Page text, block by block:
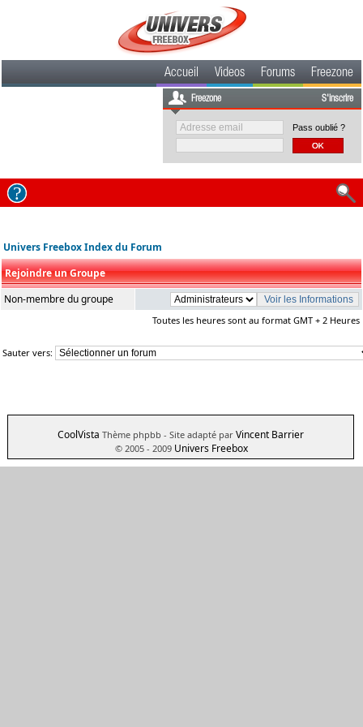
Accueil Videos Forums Freezone
Freezone S'inscrire
Pass oublié ?
Univers Freebox Index du Forum
Rejoindre un Groupe
Non-membre du groupe
Toutes les heures sont au format GMT + 2 Heures
Sauter vers:
CoolVista Thème phpbb - Site adapté par Vincent Barrier
© 2005 - 2009 Univers Freebox